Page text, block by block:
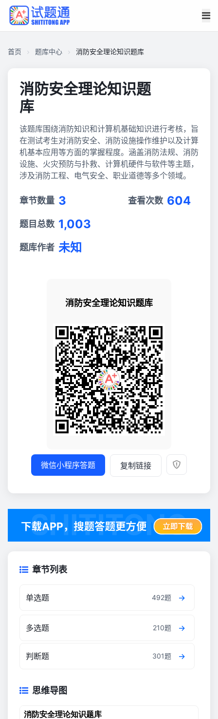
首页 题库中心 消防安全理论知识题库
消防安全理论知识题
库
该题库围绕消防知识和计算机基础知识进行考核，旨
在测试考生对消防安全、消防设施操作维护以及计算
机基本应用等方面的掌握程度。涵盖消防法规、消防
设施、火灾预防与扑救、计算机硬件与软件等主题，
涉及消防工程、电气安全、职业道德等多个领域。
章节数量 3 查看次数 604
题目总数 1,003
题库作者 未知
微信小程序答题 复制链接
章节列表
单选题 492题
多选题 210题
判断题 301题
思维导图